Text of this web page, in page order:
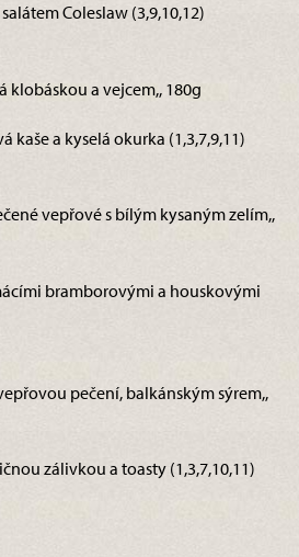
Coleslaw (3,9,10,12)
klobáskou a vejcem,, 180g
a kyselá okurka (1,3,7,9,11)
vepřové s bílým kysaným zelím,,
bramborovými a houskovými
pečení, balkánským sýrem,,
zálivkou a toasty (1,3,7,10,11)